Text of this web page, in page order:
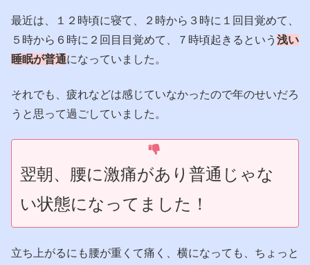
最近は、１２時頃に寝て、２時から３時に１回目覚めて、
５時から６時に２回目目覚めて、７時頃起きるという 浅い
睡眠が普通になっていました。
それでも、疲れなどは感じていなかったので年のせいだろ
うと思って過ごしていました。
翌朝、腰に激痛があり普通じゃな
い状態になってました！
立ち上がるにも腰が重くて痛く、横になっても、ちょっと